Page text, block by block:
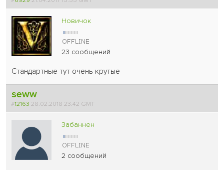
Новичок
23 сообщений
Стандартные тут очень крутые
seww
#12163 28.02.2018 23:42 GMT
Забаннен
2 сообщений